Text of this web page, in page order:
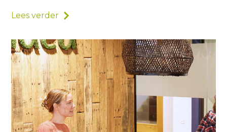
Lees verder